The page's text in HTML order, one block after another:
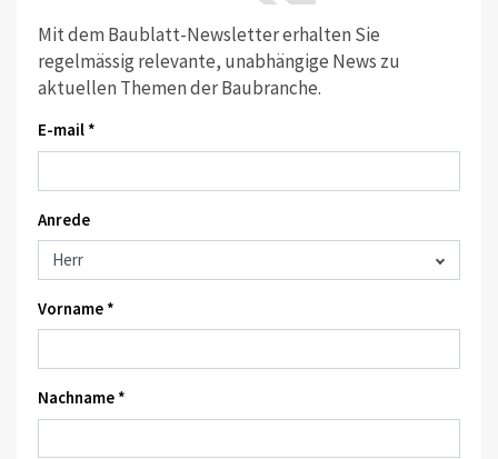
Mit dem Baublatt-Newsletter erhalten Sie
regelmässig relevante, unabhängige News zu
aktuellen Themen der Baubranche.
E-mail *
Anrede
Vorname *
Nachname *